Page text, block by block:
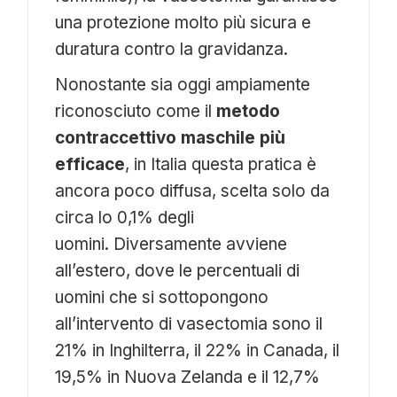
una protezione molto più sicura e
duratura contro la gravidanza.
Nonostante sia oggi ampiamente
riconosciuto come il metodo
contraccettivo maschile più
efficace, in Italia questa pratica è
ancora poco diffusa, scelta solo da
circa lo 0,1% degli
uomini. Diversamente avviene
all’estero, dove le percentuali di
uomini che si sottopongono
all’intervento di vasectomia sono il
21% in Inghilterra, il 22% in Canada, il
19,5% in Nuova Zelanda e il 12,7%